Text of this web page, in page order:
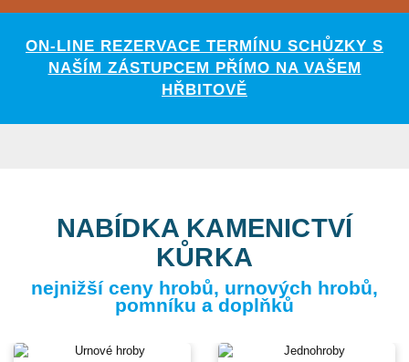
ON-LINE REZERVACE TERMÍNU SCHŮZKY S
NAŠÍM ZÁSTUPCEM PŘÍMO NA VAŠEM
HŘBITOVĚ
NABÍDKA KAMENICTVÍ
KŮRKA
nejnižší ceny hrobů, urnových hrobů,
pomníku a doplňků